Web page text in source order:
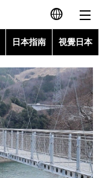
日本語
English
简体字
Français
Español
日本指南 視覺日本